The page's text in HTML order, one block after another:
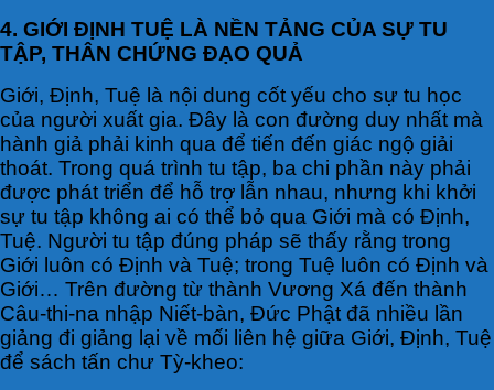
4. GIỚI ĐỊNH TUỆ LÀ NỀN TẢNG CỦA SỰ TU
TẬP, THÂN CHỨNG ĐẠO QUẢ
Giới, Định, Tuệ là nội dung cốt yếu cho sự tu học
của người xuất gia. Đây là con đường duy nhất mà
hành giả phải kinh qua để tiến đến giác ngộ giải
thoát. Trong quá trình tu tập, ba chi phần này phải
được phát triển để hỗ trợ lẫn nhau, nhưng khi khởi
sự tu tập không ai có thể bỏ qua Giới mà có Định,
Tuệ. Người tu tập đúng pháp sẽ thấy rằng trong
Giới luôn có Định và Tuệ; trong Tuệ luôn có Định và
Giới… Trên đường từ thành Vương Xá đến thành
Câu-thi-na nhập Niết-bàn, Đức Phật đã nhiều lần
giảng đi giảng lại về mối liên hệ giữa Giới, Định, Tuệ
để sách tấn chư Tỳ-kheo: